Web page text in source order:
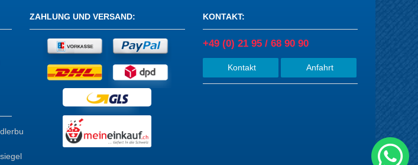
ZAHLUNG UND VERSAND: KONTAKT:
+49 (0) 21 95 / 68 90 90
Kontakt Anfahrt